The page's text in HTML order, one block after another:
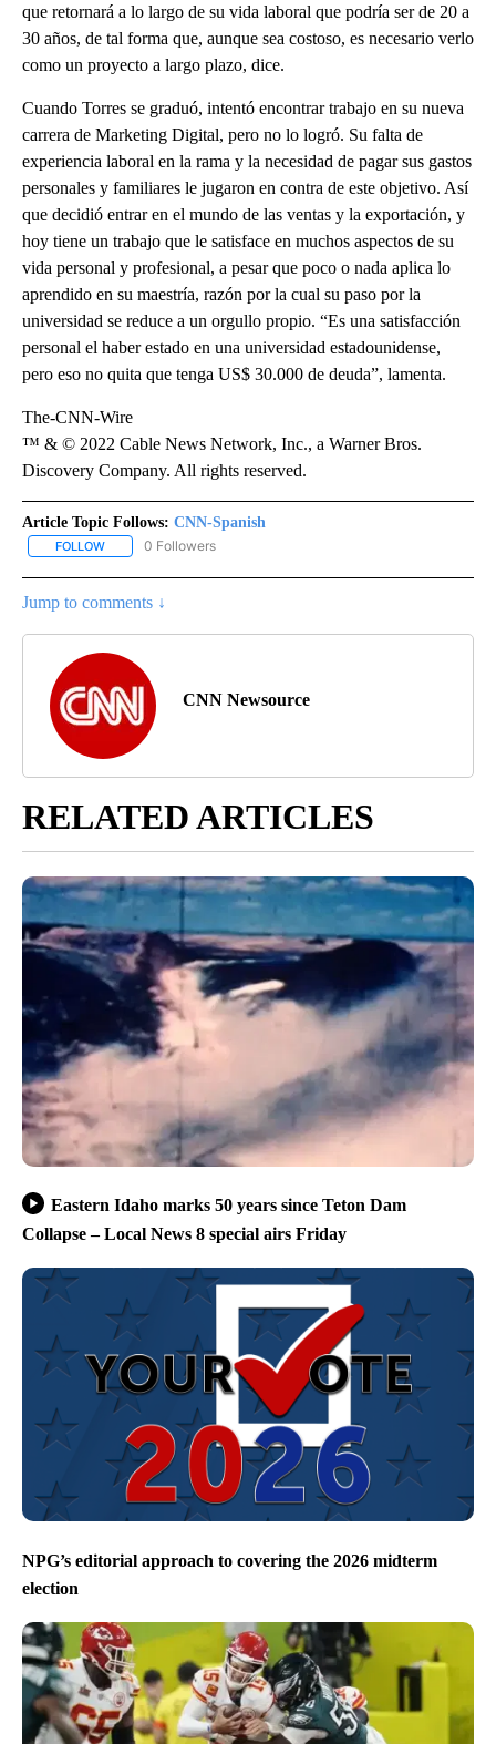
que retornará a lo largo de su vida laboral que podría ser de 20 a
30 años, de tal forma que, aunque sea costoso, es necesario verlo
como un proyecto a largo plazo, dice.
Cuando Torres se graduó, intentó encontrar trabajo en su nueva
carrera de Marketing Digital, pero no lo logró. Su falta de
experiencia laboral en la rama y la necesidad de pagar sus gastos
personales y familiares le jugaron en contra de este objetivo. Así
que decidió entrar en el mundo de las ventas y la exportación, y
hoy tiene un trabajo que le satisface en muchos aspectos de su
vida personal y profesional, a pesar que poco o nada aplica lo
aprendido en su maestría, razón por la cual su paso por la
universidad se reduce a un orgullo propio. “Es una satisfacción
personal el haber estado en una universidad estadounidense,
pero eso no quita que tenga US$ 30.000 de deuda”, lamenta.
The-CNN-Wire
™ & © 2022 Cable News Network, Inc., a Warner Bros.
Discovery Company. All rights reserved.
Article Topic Follows: CNN-Spanish
FOLLOW FOLLOW "CNN-SPANISH" TO RECEIVE NOTIFICATIONS ABOUT
0 Followers
Jump to comments ↓
CNN Newsource
RELATED ARTICLES
Eastern Idaho marks 50 years since Teton Dam
Collapse – Local News 8 special airs Friday
NPG’s editorial approach to covering the 2026 midterm
election